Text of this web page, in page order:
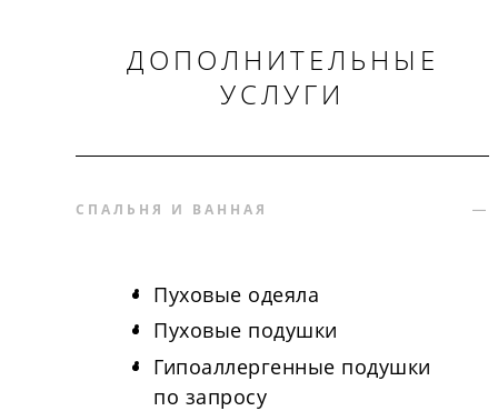
ДОПОЛНИТЕЛЬНЫЕ
УСЛУГИ
СПАЛЬНЯ И ВАННАЯ
Пуховые одеяла
Пуховые подушки
Гипоаллергенные подушки
по запросу